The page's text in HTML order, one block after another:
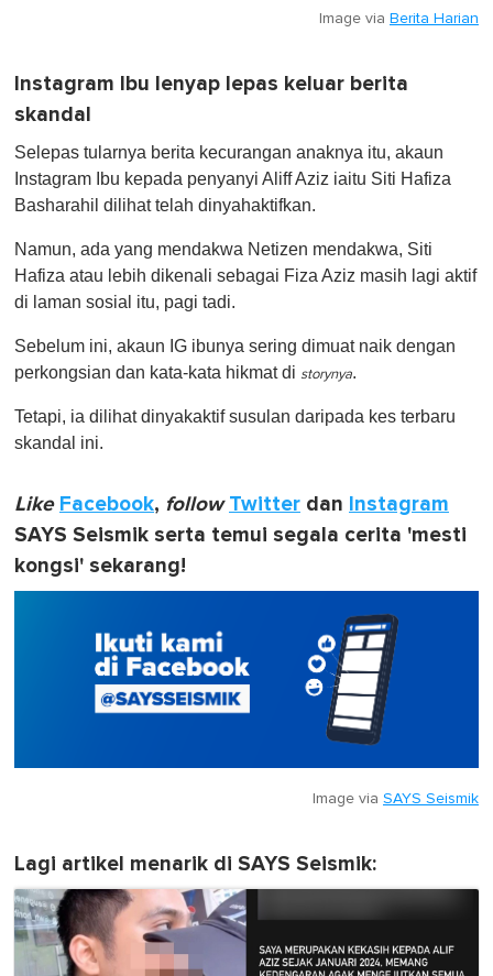
Image via Berita Harian
Instagram Ibu lenyap lepas keluar berita
skandal
Selepas tularnya berita kecurangan anaknya itu, akaun
Instagram Ibu kepada penyanyi Aliff Aziz iaitu Siti Hafiza
Basharahil dilihat telah dinyahaktifkan.
Namun, ada yang mendakwa Netizen mendakwa, Siti
Hafiza atau lebih dikenali sebagai Fiza Aziz masih lagi aktif
di laman sosial itu, pagi tadi.
Sebelum ini, akaun IG ibunya sering dimuat naik dengan
perkongsian dan kata-kata hikmat di storynya.
Tetapi, ia dilihat dinyakaktif susulan daripada kes terbaru
skandal ini.
Like Facebook, follow Twitter dan Instagram
SAYS Seismik serta temui segala cerita 'mesti
kongsi' sekarang!
Image via SAYS Seismik
Lagi artikel menarik di SAYS Seismik: